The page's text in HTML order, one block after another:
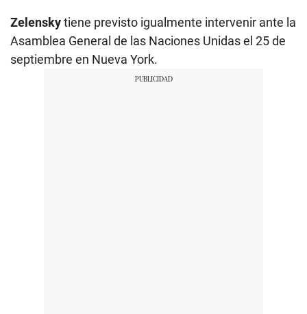
Zelenskytiene previsto igualmente intervenir ante la
Asamblea General de las Naciones Unidas el 25 de
septiembre en Nueva York.